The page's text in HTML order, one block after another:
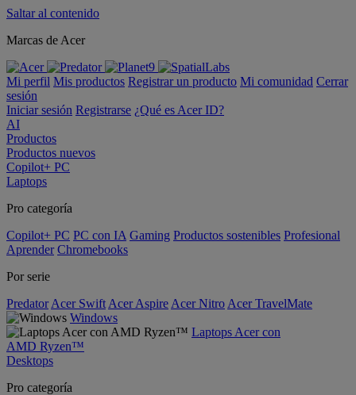
Saltar al contenido
Marcas de Acer
Mi perfil Mis productos Registrar un producto Mi comunidad Cerrar
sesión
Iniciar sesión Registrarse ¿Qué es Acer ID?
AI
Productos
Productos nuevos
Copilot+ PC
Laptops
Pro categoría
Copilot+ PC PC con IA Gaming Productos sostenibles Profesional
Aprender Chromebooks
Por serie
Predator Acer Swift Acer Aspire Acer Nitro Acer TravelMate
Windows
Laptops Acer con
AMD Ryzen™
Desktops
Pro categoría